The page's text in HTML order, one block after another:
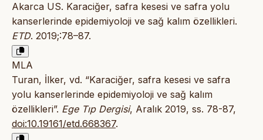
Akarca US. Karaciğer, safra kesesi ve safra yolu
kanserlerinde epidemiyoloji ve sağ kalım özellikleri.
ETD. 2019;:78–87.
MLA
Turan, İlker, vd. “Karaciğer, safra kesesi ve safra
yolu kanserlerinde epidemiyoloji ve sağ kalım
özellikleri”. Ege Tıp Dergisi, Aralık 2019, ss. 78-87,
doi:10.19161/etd.668367.